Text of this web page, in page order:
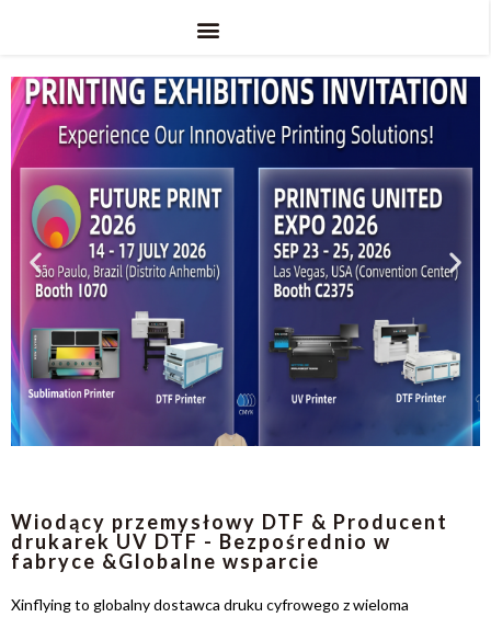
Wiodący przemysłowy DTF & Producent
drukarek UV DTF - Bezpośrednio w
fabryce &Globalne wsparcie
Xinflying to globalny dostawca druku cyfrowego z wieloma